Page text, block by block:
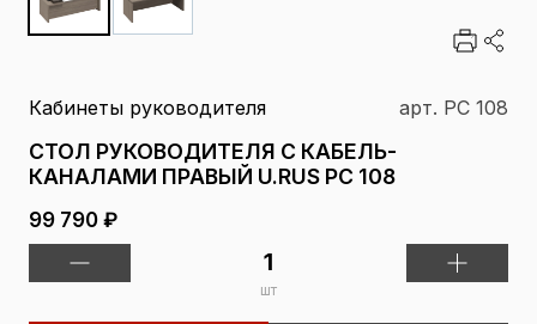
Кабинеты руководителя арт. РС 108
СТОЛ РУКОВОДИТЕЛЯ С КАБЕЛЬ-
КАНАЛАМИ ПРАВЫЙ U.RUS РС 108
99 790 ₽
шт